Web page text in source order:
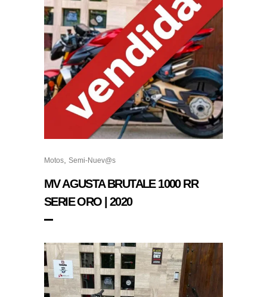
Motos, Semi-Nuev@s
MV AGUSTA BRUTALE 1000 RR
SERIE ORO | 2020